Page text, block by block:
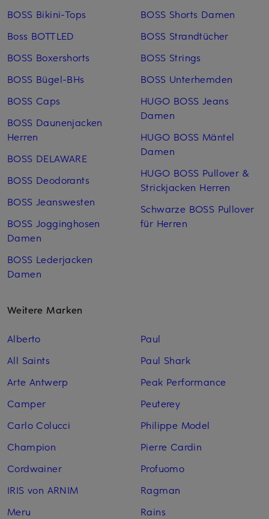
BOSS Bikini-Tops
Boss BOTTLED
BOSS Boxershorts
BOSS Bügel-BHs
BOSS Caps
BOSS Daunenjacken
Herren
BOSS DELAWARE
BOSS Deodorants
BOSS Jeanswesten
BOSS Jogginghosen
Damen
BOSS Lederjacken
Damen
BOSS Shorts Damen
BOSS Strandtücher
BOSS Strings
BOSS Unterhemden
HUGO BOSS Jeans
Damen
HUGO BOSS Mäntel
Damen
HUGO BOSS Pullover &
Strickjacken Herren
Schwarze BOSS Pullover
für Herren
Weitere Marken
Alberto
All Saints
Arte Antwerp
Camper
Carlo Colucci
Champion
Cordwainer
IRIS von ARNIM
Meru
Paul
Paul Shark
Peak Performance
Peuterey
Philippe Model
Pierre Cardin
Profuomo
Ragman
Rains